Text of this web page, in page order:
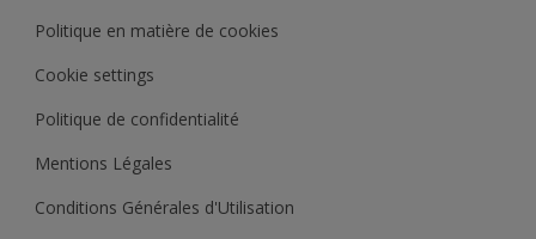
Politique en matière de cookies
Cookie settings
Politique de confidentialité
Mentions Légales
Conditions Générales d'Utilisation